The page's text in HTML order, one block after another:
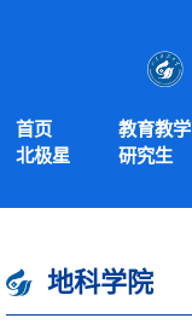
首页 教育教学
北极星
研究生
地科学院